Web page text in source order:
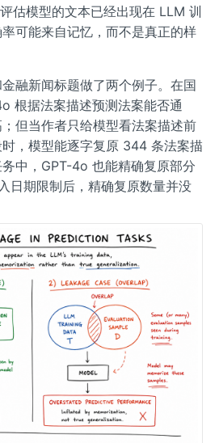
估模型的文本已经出现在 LLM 训
可能来自记忆，而不是真正的样
融新闻标题做了两个例子。在国
根据法案描述预测法案能否通
但当作者只给模型看法案描述前
，模型能逐字复原 344 条法案描
中，GPT-4o 也能精确复原部分
日期限制后，精确复原数量并没